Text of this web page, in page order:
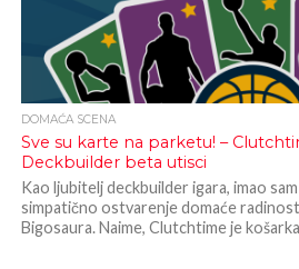
DOMAĆA SCENA
Sve su karte na parketu! –
Deckbuilder beta utisci
Kao ljubitelj deckbuilder igara, imao
simpatično ostvarenje domaće
Bigosaura. Naime, Clutchtime je